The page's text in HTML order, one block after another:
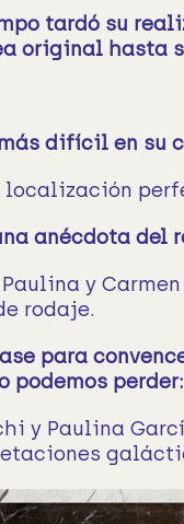
tardó su
original hasta
difícil en su
localización
anécdota del
y
rodaje.
para
podemos perder:
y Paulina